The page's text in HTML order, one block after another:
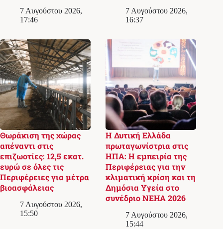
7 Αυγούστου 2026,
17:46
7 Αυγούστου 2026,
16:37
Θωράκιση της χώρας
απέναντι στις
επιζωοτίες: 12,5 εκατ.
ευρώ σε όλες τις
Περιφέρειες για μέτρα
βιοασφάλειας
7 Αυγούστου 2026,
15:50
Η Δυτική Ελλάδα
πρωταγωνίστρια στις
ΗΠΑ: Η εμπειρία της
Περιφέρειας για την
κλιματική κρίση και τη
Δημόσια Υγεία στο
συνέδριο NEHA 2026
7 Αυγούστου 2026,
15:44